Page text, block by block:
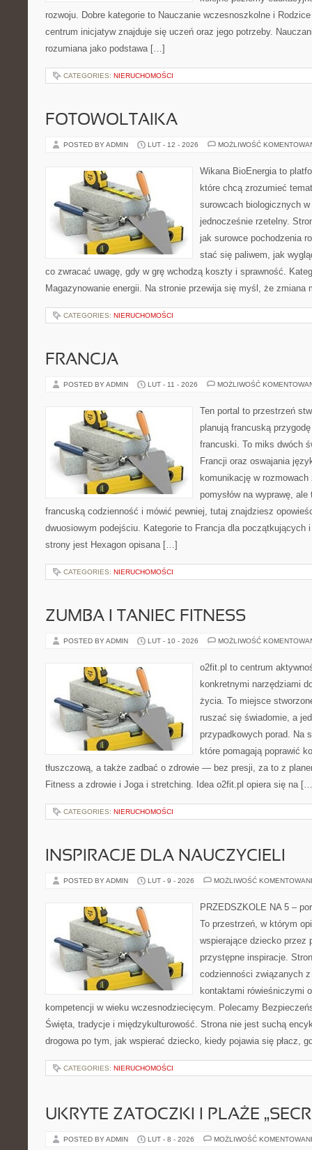
rozwoju. Dobre kategorie to Nauczanie wczesnoszkolne i
centrum inicjatyw znajduje się uczeń oraz jego potrzeby.
rozumiana jako podstawa […]
CATEGORIES: NIERUCHOMOŚCI
FOTOWOLTAIKA
POSTED BY ADMIN LUT - 12 - 2026 MOŻLIWOŚĆ
Wikana BioEnergia to
które chcą zrozumieć
surowcach biologicznych
jednocześnie rzetelny.
jak surowce pochodzenia
stać się paliwem, jak
co zwracać uwagę, gdy w grę wchodzą koszty i sprawność.
Magazynowanie energii. Na stronie przewija się myśl, że
CATEGORIES: NIERUCHOMOŚCI
FRANCJA
POSTED BY ADMIN LUT - 11 - 2026 MOŻLIWOŚĆ
Ten portal to przestrzeń
planują francuską
francuski. To miks dwóch
Francji oraz oswajania
komunikację w
pomysłów na wyprawę,
francuską codzienność i mówić pewniej, tutaj znajdziesz
dwuosiowym podejściu. Kategorie to Francja dla początkujących
strony jest Hexagon opisana […]
CATEGORIES: NIERUCHOMOŚCI
ZUMBA I TANIEC FITNESS
POSTED BY ADMIN LUT - 10 - 2026 MOŻLIWOŚĆ
o2fit.pl to centrum
konkretnymi narzędziami
życia. To miejsce
ruszać się świadomie, a
przypadkowych porad. Na
które pomagają poprawić
tłuszczową, a także zadbać o zdrowie — bez presji, za to z
Fitness a zdrowie i Joga i stretching. Idea o2fit.pl opiera się na
CATEGORIES: NIERUCHOMOŚCI
INSPIRACJE DLA NAUCZYCIELI
POSTED BY ADMIN LUT - 9 - 2026 MOŻLIWOŚĆ
PRZEDSZKOLE NA 5 –
To przestrzeń, w którym
wspierające dziecko przez
przystępne inspiracje.
codzienności związanych
kontaktami rówieśniczymi
kompetencji w wieku wczesnodziecięcym. Polecamy
Święta, tradycje i międzykulturowość. Strona nie jest suchą
drogowa po tym, jak wspierać dziecko, kiedy pojawia się płacz,
CATEGORIES: NIERUCHOMOŚCI
UKRYTE ZATOCZKI I PLAŻE
POSTED BY ADMIN LUT - 8 - 2026 MOŻLIWOŚĆ